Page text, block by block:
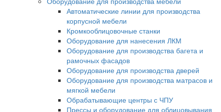
Автоматические линии для производства
корпусной мебели
Кромкооблицовочные станки
Оборудование для нанесения ЛКМ
Оборудование для производства багета и
рамочных фасадов
Оборудование для производства дверей
Оборудование для производства матрасов и
мягкой мебели
Обрабатывающие центры с ЧПУ
Прессы и оборудование для облицовывания